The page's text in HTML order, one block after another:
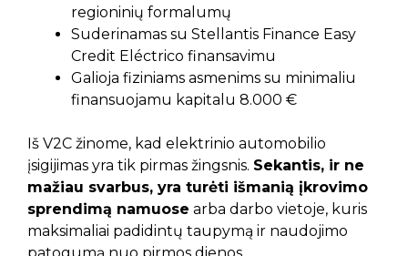
regioninių formalumų
Suderinamas su Stellantis Finance Easy
Credit Eléctrico finansavimu
Galioja fiziniams asmenims su minimaliu
finansuojamu kapitalu 8.000 €
Iš V2C žinome, kad elektrinio automobilio
įsigijimas yra tik pirmas žingsnis. Sekantis, ir ne
mažiau svarbus, yra turėti išmanią įkrovimo
sprendimą namuose arba darbo vietoje, kuris
maksimaliai padidintų taupymą ir naudojimo